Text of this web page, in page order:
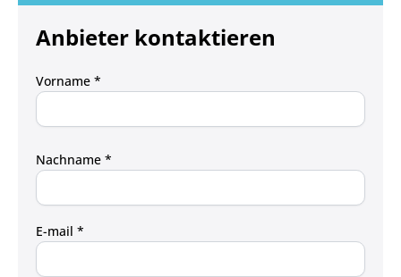
Anbieter kontaktieren
Vorname *
Nachname *
E-mail *